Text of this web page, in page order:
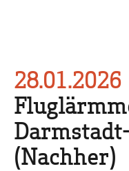
28.01.2026
(Nachher)